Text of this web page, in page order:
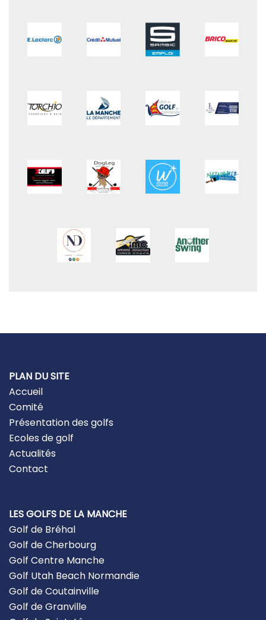
PLAN DU SITE
Accueil
Comité
Présentation des golfs
Ecoles de golf
Actualités
Contact
LES GOLFS DE LA MANCHE
Golf de Bréhal
Golf de Cherbourg
Golf Centre Manche
Golf Utah Beach Normandie
Golf de Coutainville
Golf de Granville